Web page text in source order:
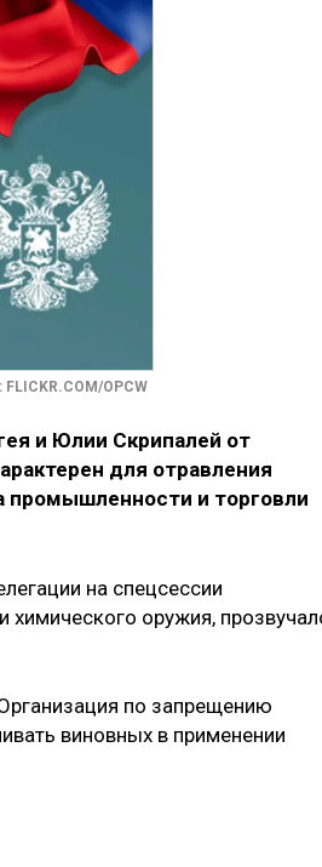
OPCW
и Юлии Скрипалей от
для отравления
промышленности и торговли
на спецсессии
химического оружия,
по запрещению
виновных в применении